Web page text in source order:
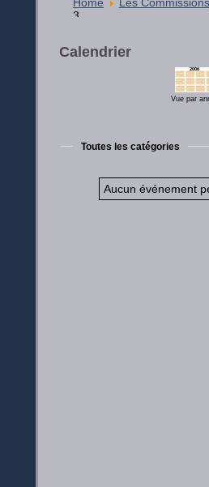
3
Calendrier
Vue par
Toutes les catégories
Aucun événement